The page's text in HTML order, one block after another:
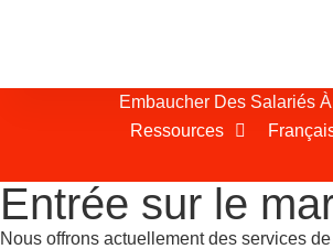
Embaucher Des Salariés
Ressources
Entrée sur le
Nous offrons actuellement des services